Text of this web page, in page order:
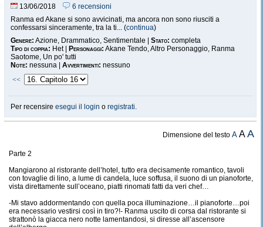
13/06/2018
6 recensioni
Ranma ed Akane si sono avvicinati, ma ancora non sono riusciti a
confessarsi sinceramente, tra la ti... (continua)
Genere: Azione, Drammatico, Sentimentale | Stato: completa
Tipo di coppia: Het | Personaggi: Akane Tendo, Altro Personaggio, Ranma
Saotome, Un po' tutti
Note: nessuna | Avvertimenti: nessuno
<<
Per recensire esegui il login o registrati.
Dimensione del testoA AA
Parte 2
Mangiarono al ristorante dell’hotel, tutto era decisamente romantico, tavoli
con tovaglie di lino, a lume di candela, luce soffusa, il suono di un pianoforte,
vista direttamente sull’oceano, piatti rinomati fatti da veri chef…
-Mi stavo addormentando con quella poca illuminazione…il pianoforte…poi
era necessario vestirsi così in tiro?!- Ranma uscito di corsa dal ristorante si
strattonò la giacca nero notte lamentandosi, si diresse all’ascensore